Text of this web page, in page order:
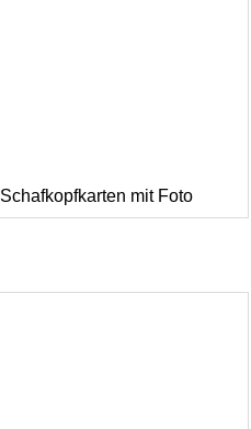
Schafkopfkarten mit Foto